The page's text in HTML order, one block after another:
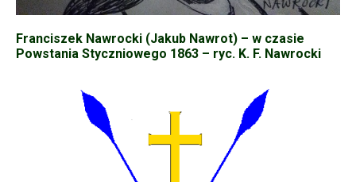
Franciszek Nawrocki (Jakub Nawrot) – w czasie
Powstania Styczniowego 1863 – ryc. K. F. Nawrocki